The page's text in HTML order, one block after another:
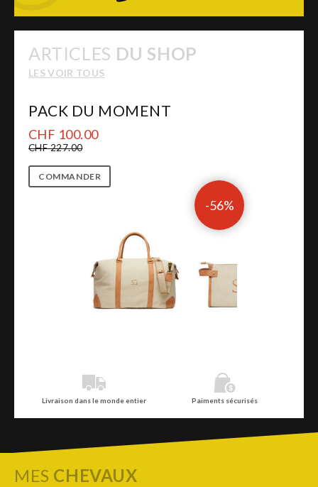
ARTICLES DU SHOP
LES VOIR TOUS
PACK DU MOMENT
CHF 100.00
CHF 227.00
COMMANDER
-56%
Livraison dans le monde entier Paiments sécurisés
MES CHEVAUX